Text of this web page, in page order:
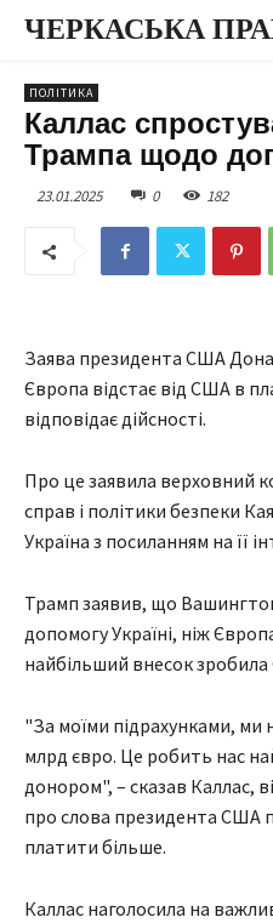
ЧЕРКАСЬКА
ПОЛІТИКА
Каллас
Трампа щодо
23.01.2025 0 182
Заява президента США
Європа відстає від США в
відповідає дійсності.
Про це заявила верховний
справ і політики безпеки
Україна з посиланням на її
Трамп заявив, що
допомогу Україні, ніж
найбільший внесок
"За моїми підрахунками, ми
млрд євро. Це робить нас
донором", – сказав Каллас,
про слова президента США
платити більше.
Каллас наголосила на